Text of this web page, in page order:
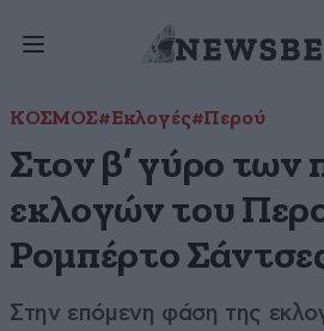
ΚΟΣΜΟΣ#Εκλογές#Περού
Στον β’ γύρο των
εκλογών του
Ρομπέρτο
Στην επόμενη φάση της